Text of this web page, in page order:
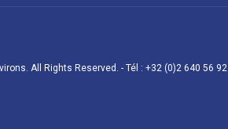
All Rights Reserved. - Tél : +32 (0)2 640 56 92